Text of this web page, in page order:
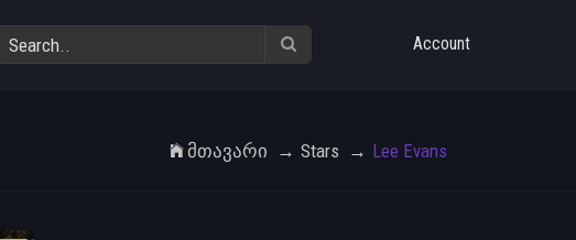
Account
Მთავარი Stars Lee Evans